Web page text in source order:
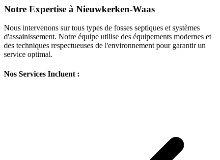
Notre Expertise à Nieuwkerken-Waas
Nous intervenons sur tous types de fosses septiques et systèmes
d'assainissement. Notre équipe utilise des équipements modernes et
des techniques respectueuses de l'environnement pour garantir un
service optimal.
Nos Services Incluent :